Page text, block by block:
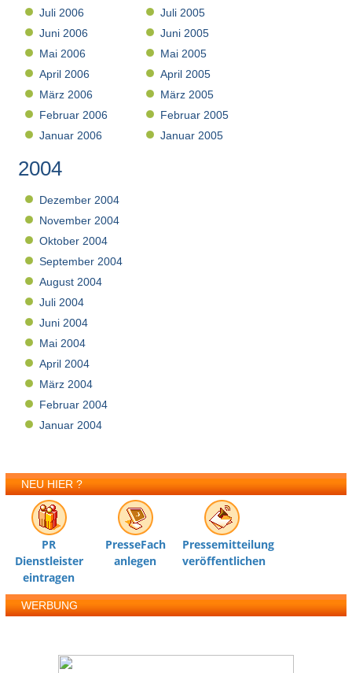
Juli 2006
Juni 2006
Mai 2006
April 2006
März 2006
Februar 2006
Januar 2006
Juli 2005
Juni 2005
Mai 2005
April 2005
März 2005
Februar 2005
Januar 2005
2004
Dezember 2004
November 2004
Oktober 2004
September 2004
August 2004
Juli 2004
Juni 2004
Mai 2004
April 2004
März 2004
Februar 2004
Januar 2004
NEU HIER ?
PR
Dienstleister
eintragen
PresseFach
anlegen
Pressemitteilung
veröffentlichen
WERBUNG